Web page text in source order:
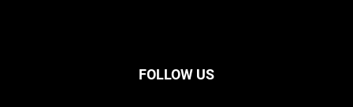
FOLLOW US